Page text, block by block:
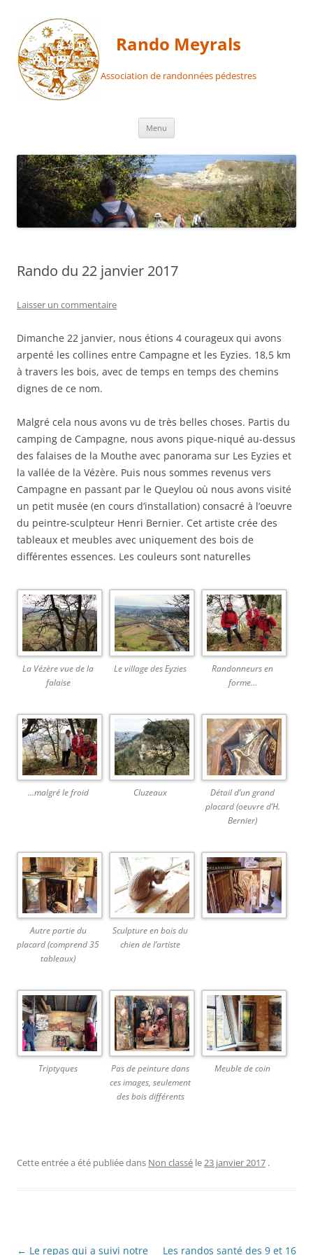
contenu
Rando Meyrals
Association de randonnées pédestres
Menu
Rando du 22 janvier 2017
Laisser un commentaire
Dimanche 22 janvier, nous étions 4 courageux qui avons
arpenté les collines entre Campagne et les Eyzies. 18,5 km
à travers les bois, avec de temps en temps des chemins
dignes de ce nom.
Malgré cela nous avons vu de très belles choses. Partis du
camping de Campagne, nous avons pique-niqué au-dessus
des falaises de la Mouthe avec panorama sur Les Eyzies et
la vallée de la Vézère. Puis nous sommes revenus vers
Campagne en passant par le Queylou où nous avons visité
un petit musée (en cours d’installation) consacré à l’oeuvre
du peintre-sculpteur Henri Bernier. Cet artiste crée des
tableaux et meubles avec uniquement des bois de
différentes essences. Les couleurs sont naturelles
La Vézère vue de la
falaise
Le village des Eyzies
Randonneurs en
forme…
…malgré le froid Cluzeaux
Détail d’un grand
placard (oeuvre d’H.
Bernier)
Autre partie du
placard (comprend 35
tableaux)
Sculpture en bois du
chien de l’artiste
Triptyques
Pas de peinture dans
ces images, seulement
des bois différents
Meuble de coin
Cette entrée a été publiée dans Non classé le23 janvier 2017 .
Navigation
← Le repas qui a suivi notre Les randos santé des 9 et 16